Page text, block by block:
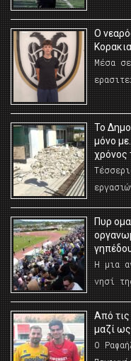
O
Μέσα
Το
μόνο
χρόνος
Πυρ
Η μια
νησί
Από
μαζί ως
Ο